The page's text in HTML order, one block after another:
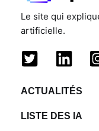
Le site qui
artificielle.
ACTUALITÉS
LISTE DES IA